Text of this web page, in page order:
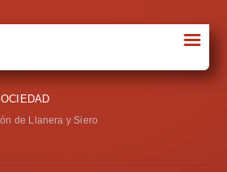
☰
de Llanera y Siero